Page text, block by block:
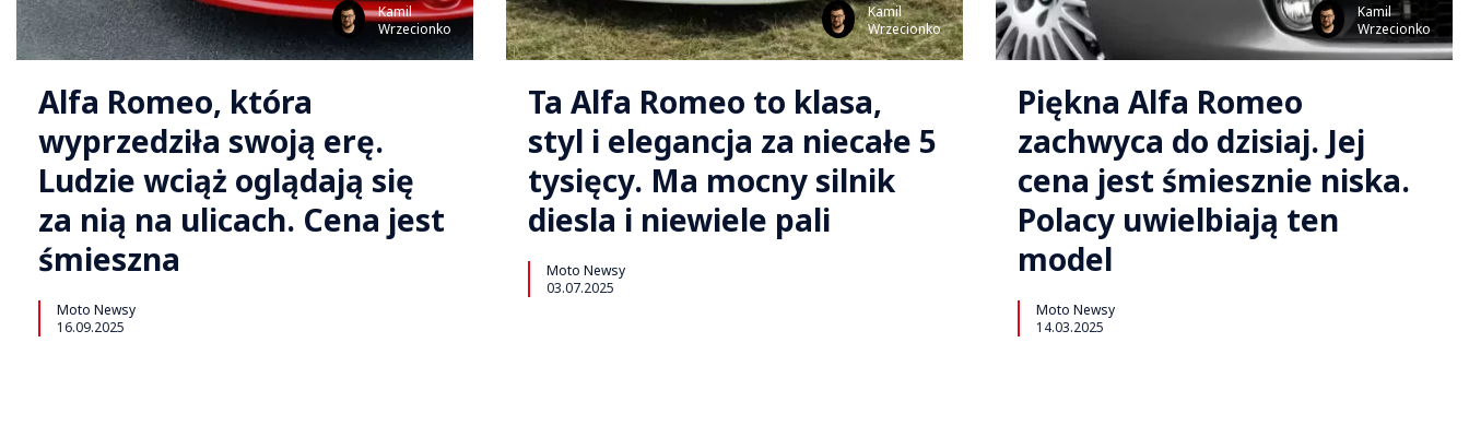
Kamil
Wrzecionko
Alfa Romeo, która
wyprzedziła swoją erę.
Ludzie wciąż oglądają się
za nią na ulicach. Cena jest
śmieszna
Moto Newsy
16.09.2025
Kamil
Wrzecionko
Ta Alfa Romeo to klasa,
styl i elegancja za niecałe 5
tysięcy. Ma mocny silnik
diesla i niewiele pali
Moto Newsy
03.07.2025
Kamil
Wrzecionko
Piękna Alfa Romeo
zachwyca do dzisiaj. Jej
cena jest śmiesznie niska.
Polacy uwielbiają ten
model
Moto Newsy
14.03.2025